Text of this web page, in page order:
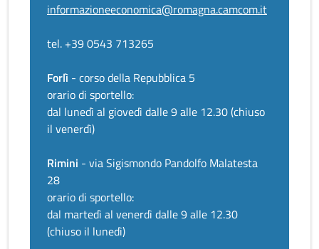
informazioneeconomica@romagna.camcom.it
tel. +39 0543 713265
Forlì - corso della Repubblica 5
orario di sportello:
dal lunedì al giovedì dalle 9 alle 12.30 (chiuso
il venerdì)
Rimini - via Sigismondo Pandolfo Malatesta
28
orario di sportello:
dal martedì al venerdì dalle 9 alle 12.30
(chiuso il lunedì)